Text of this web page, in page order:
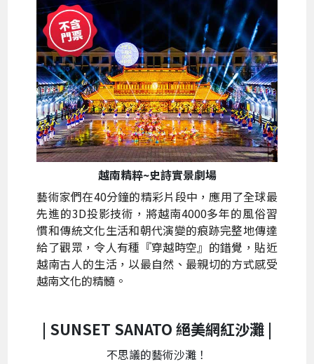
越南精粹~史詩實景劇場
藝術家們在40分鐘的精彩片段中，應用了全球最
先進的3D投影技術，將越南4000多年的風俗習
慣和傳統文化生活和朝代演變的痕跡完整地傳達
給了觀眾，令人有種『穿越時空』的錯覺，貼近
越南古人的生活，以最自然、最親切的方式感受
越南文化的精髓。
| SUNSET SANATO 絕美網紅沙灘 |
不思議的藝術沙灘！